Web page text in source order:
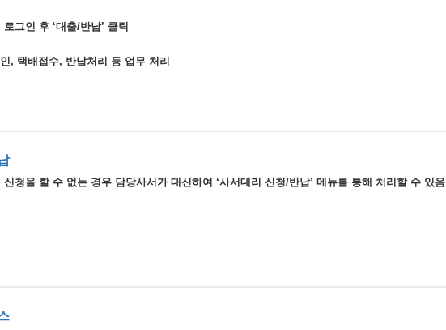
그인 후 ‘대출/반납’ 클릭
, 택배접수, 반납처리 등 업무 처리
청을 할 수 없는 경우 담당사서가 대신하여 ‘사서대리 신청/반납’ 메뉴를 통해 처리할 수 있음